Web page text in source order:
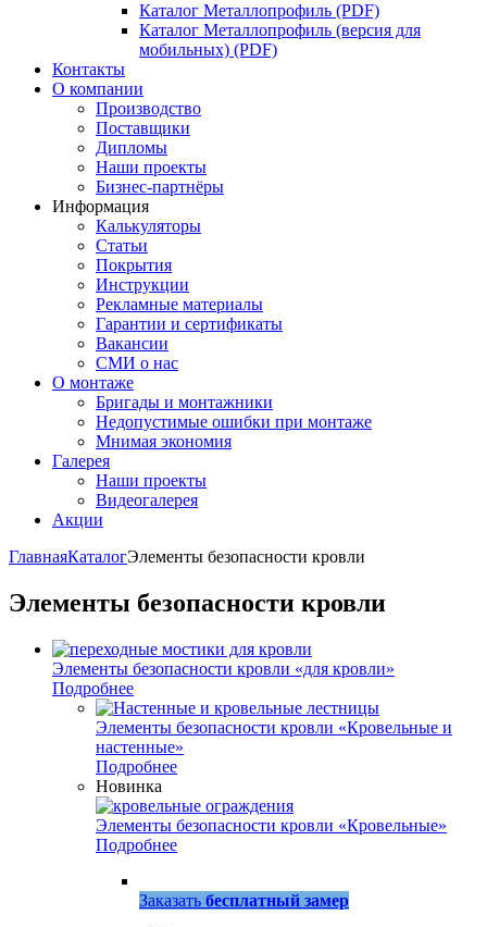
Каталог Металлопрофиль (PDF)
Каталог Металлопрофиль (версия для
мобильных) (PDF)
Контакты
О компании
Производство
Поставщики
Дипломы
Наши проекты
Бизнес-партнёры
Информация
Калькуляторы
Статьи
Покрытия
Инструкции
Рекламные материалы
Гарантии и сертификаты
Вакансии
СМИ о нас
О монтаже
Бригады и монтажники
Недопустимые ошибки при монтаже
Мнимая экономия
Галерея
Наши проекты
Видеогалерея
Акции
ГлавнаяКаталогЭлементы безопасности кровли
Элементы безопасности кровли
Элементы безопасности кровли «для кровли»
Подробнее
Элементы безопасности кровли «Кровельные и
настенные»
Подробнее
Новинка
Элементы безопасности кровли «Кровельные»
Подробнее
Заказать бесплатный замер